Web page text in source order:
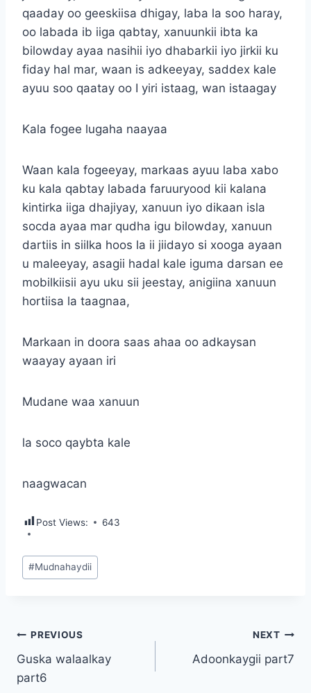
qaaday oo geeskiisa dhigay, laba la soo haray,
oo labada ib iiga qabtay, xanuunkii ibta ka
bilowday ayaa nasihii iyo dhabarkii iyo jirkii ku
fiday hal mar, waan is adkeeyay, saddex kale
ayuu soo qaatay oo I yiri istaag, wan istaagay
Kala fogee lugaha naayaa
Waan kala fogeeyay, markaas ayuu laba xabo
ku kala qabtay labada faruuryood kii kalana
kintirka iiga dhajiyay, xanuun iyo dikaan isla
socda ayaa mar qudha igu bilowday, xanuun
dartiis in siilka hoos la ii jiidayo si xooga ayaan
u maleeyay, asagii hadal kale iguma darsan ee
mobilkiisii ayu uku sii jeestay, anigiina xanuun
hortiisa la taagnaa,
Markaan in doora saas ahaa oo adkaysan
waayay ayaan iri
Mudane waa xanuun
la soco qaybta kale
naagwacan
Post Views: 643
Post
Tags:
#Mudnahaydii
Post
navigation
PREVIOUS
Guska walaalkay
part6
NEXT
Adoonkaygii part7